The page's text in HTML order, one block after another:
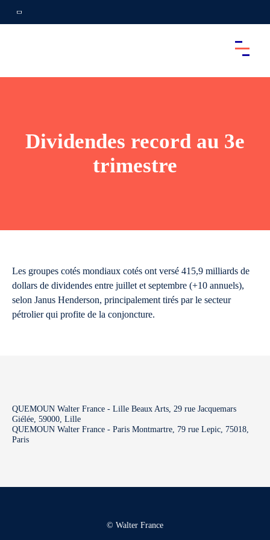
Dividendes record au 3e
trimestre
Les groupes cotés mondiaux cotés ont versé 415,9 milliards de
dollars de dividendes entre juillet et septembre (+10 annuels),
selon Janus Henderson, principalement tirés par le secteur
pétrolier qui profite de la conjoncture.
QUEMOUN Walter France - Lille Beaux Arts, 29 rue Jacquemars
Giélée, 59000, Lille
QUEMOUN Walter France - Paris Montmartre, 79 rue Lepic, 75018,
Paris
© Walter France